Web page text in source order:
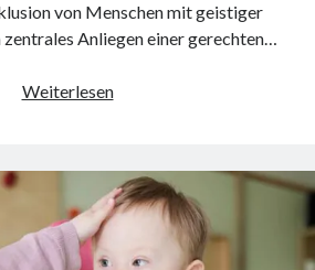
von Menschen mit geistiger
zentrales Anliegen einer gerechten…
WeiterlesenGeistige
Inklusion:
Gemeinsam
Barrieren
überwinden